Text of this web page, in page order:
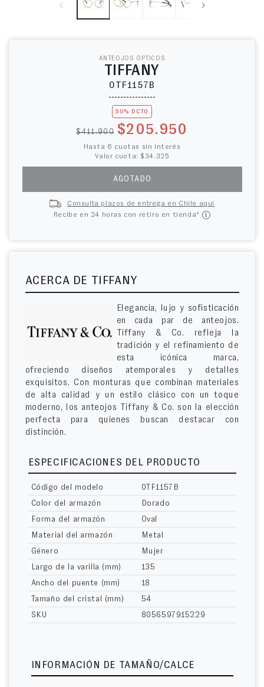
ANTEOJOS ÓPTICOS
TIFFANY
0TF1157B
50% DCTO
Precio habitual
$411.900 $205.950
Hasta 6 cuotas sin interés
Valor cuota: $34.325
AGOTADO
Consulta plazos de entrega en Chile aquí
Recibe en 24 horas con retiro en tienda*
ACERCA DE TIFFANY
Elegancia, lujo y sofisticación
en cada par de anteojos.
Tiffany & Co. refleja la
tradición y el refinamiento de
esta icónica marca,
ofreciendo diseños atemporales y detalles
exquisitos. Con monturas que combinan materiales
de alta calidad y un estilo clásico con un toque
moderno, los anteojos Tiffany & Co. son la elección
perfecta para quienes buscan destacar con
distinción.
ESPECIFICACIONES DEL PRODUCTO
Código del modelo
0TF1157B
Color del armazón
Dorado
Forma del armazón
Oval
Material del armazón
Metal
Género
Mujer
Largo de la varilla (mm)
135
Ancho del puente (mm)
18
Tamaño del cristal (mm)
54
SKU
8056597915229
INFORMACIÓN DE TAMAÑO/CALCE